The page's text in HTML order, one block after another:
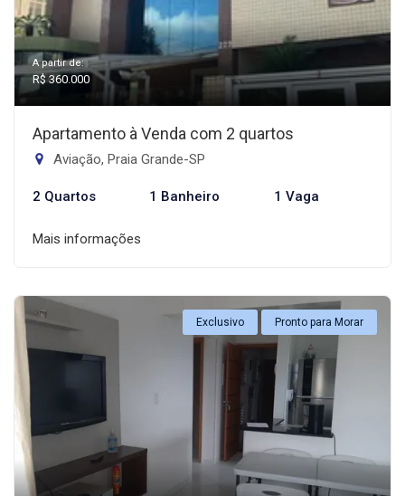
A partir de:
R$ 360.000
Apartamento à Venda com 2 quartos
Aviação, Praia Grande-SP
2 Quartos 1 Banheiro 1 Vaga
Mais informações
Exclusivo Pronto para Morar